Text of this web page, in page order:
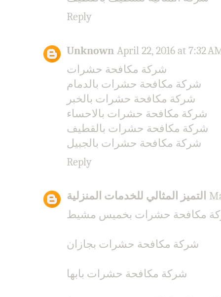
Reply
Unknown April 22, 2016 at 7:32
شركة مكافحة حشرات
شركة مكافحة حشرات بالدمام
شركة مكافحة حشرات بالخبر
شركة مكافحة حشرات بالاحساء
شركة مكافحة حشرات بالقطيف
شركة مكافحة حشرات بالجبيل
Reply
التميز المثالي للخدمات المنزلية
مكافحة حشرات بخميس مشيط
شركة مكافحة حشرات بجازان
شركة مكافحة حشرات بابها